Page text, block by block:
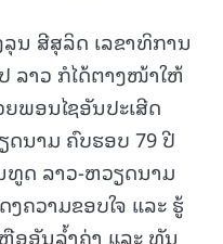
ນ ສີສຸລິດ ເລຂາທິການ
ລາວ ກໍໄດ້ຕາງໜ້າໃຫ້
ພອນໄຊອັນປະເສີດ
ດນາມ ຄົບຮອບ 79 ປີ
ດ ລາວ-ຫວຽດນາມ
ຄວາມຂອບໃຈ ແລະ ຮູ້
ອອັນລໍ້າຄ່າ ແລະ ທັນ